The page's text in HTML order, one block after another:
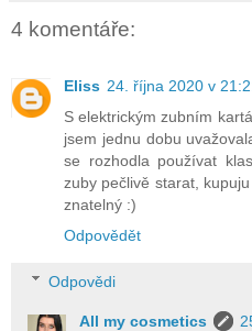
4 komentáře:
Eliss 24. října 2020 v
S elektrickým zubním
jsem jednu dobu
se rozhodla používat
zuby pečlivě starat,
znatelný :)
Odpovědět
Odpovědi
All my cosmetics